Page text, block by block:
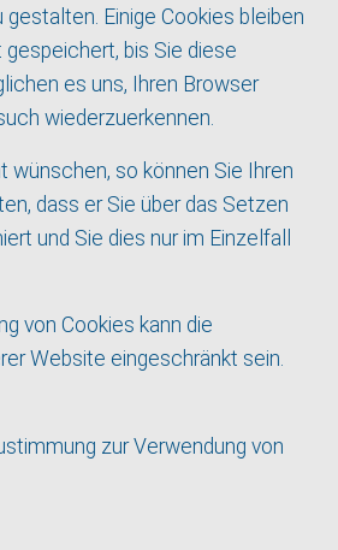
Einige Cookies bleiben
gespeichert, bis Sie diese
es uns, Ihren Browser
wiederzuerkennen.
wünschen, so können Sie Ihren
dass er Sie über das Setzen
und Sie dies nur im Einzelfall
von Cookies kann die
Website eingeschränkt sein.
zur Verwendung von